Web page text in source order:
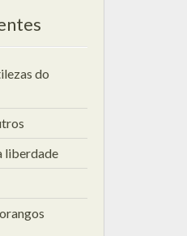
do
liberdade